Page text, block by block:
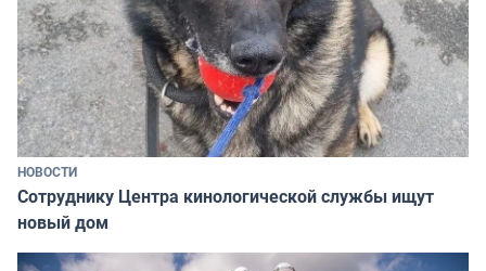
НОВОСТИ
Сотруднику Центра кинологической службы ищут
новый дом